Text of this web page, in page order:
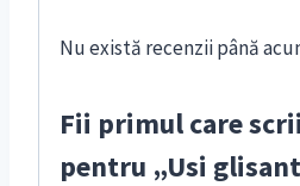
Nu există recenzii până
Fii primul care
pentru „Usi